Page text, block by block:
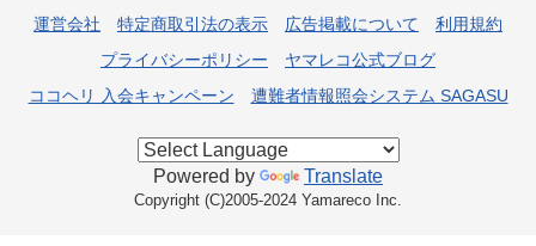
運営会社
特定商取引法の表示 広告掲載について
利用規約
プライバシーポリシー
ヤマレコ公式ブログ
ココヘリ 入会キャンペーン
遭難者情報照会システム SAGASU
Powered by Translate
Copyright (C)2005-2024 Yamareco Inc.